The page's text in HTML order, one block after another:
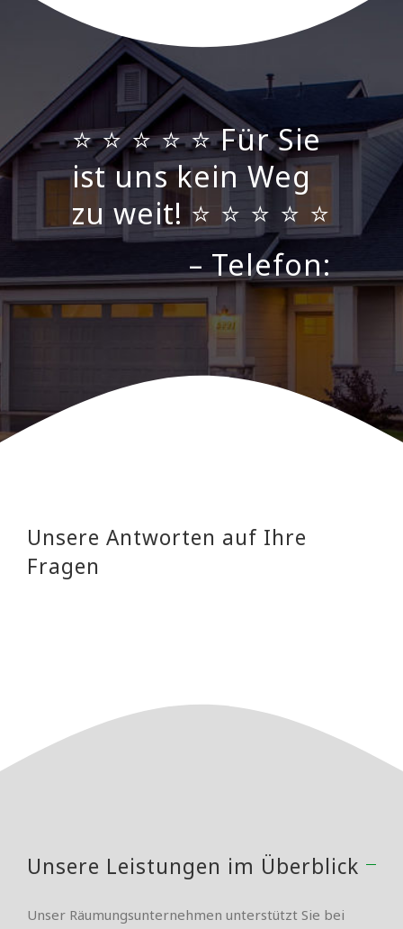
⭐ ⭐ ⭐ ⭐ ⭐ Für Sie
ist uns kein Weg
zu weit! ⭐ ⭐ ⭐ ⭐ ⭐
– Telefon:
Unsere Antworten auf Ihre
Fragen
Unsere Leistungen im Überblick
Unser Räumungsunternehmen unterstützt Sie bei